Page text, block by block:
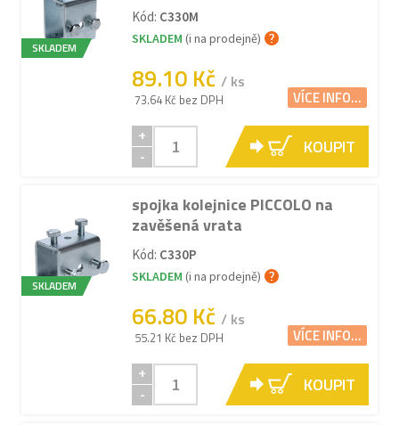
SKLADEM
Kód: C330M
SKLADEM (i na prodejně)
89.10 Kč / ks
73.64 Kč bez DPH VÍCE INFO...
+
-
KOUPIT
SKLADEM
spojka kolejnice PICCOLO na
zavěšená vrata
Kód: C330P
SKLADEM (i na prodejně)
66.80 Kč / ks
55.21 Kč bez DPH VÍCE INFO...
+
-
KOUPIT